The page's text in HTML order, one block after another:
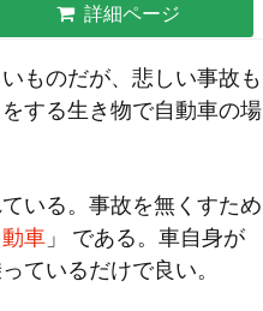
詳細ページ
ものだが、悲しい事故も
する生き物で自動車の場
いる。事故を無くすため
車 」 である。車自身が
ているだけで良い。